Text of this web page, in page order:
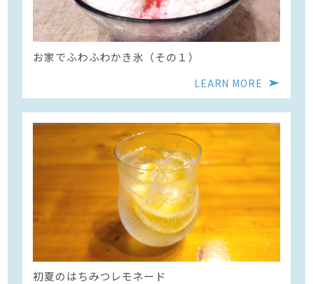
お家でふわふわかき氷（その１）
LEARN MORE
初夏のはちみつレモネード